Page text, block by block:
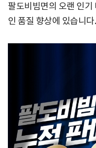
팔도비빔면의 오랜 인
인 품질 향상에 있습니다.